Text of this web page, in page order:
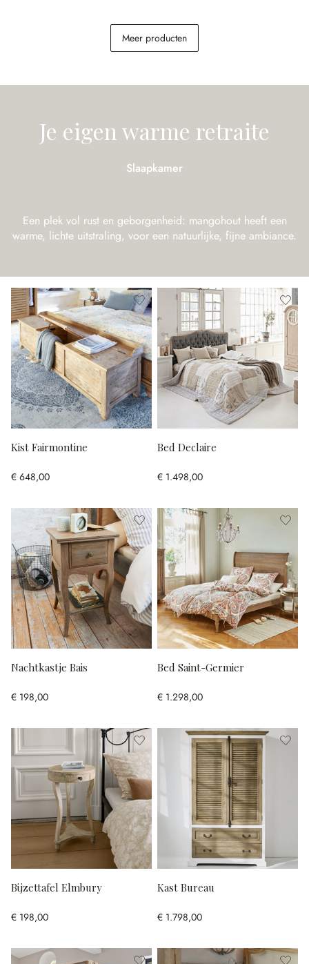
€ 798,00
Meer producten
Je eigen warme retraite
Slaapkamer
Een plek vol rust en geborgenheid: mangohout heeft een
warme, lichte uitstraling, voor een natuurlijke, fijne ambiance.
Kist Fairmontine
€ 648,00
Bed Declaire
€ 1.498,00
Nachtkastje Bais
€ 198,00
Bed Saint-Germier
€ 1.298,00
Bijzettafel Elmbury
€ 198,00
Kast Bureau
€ 1.798,00